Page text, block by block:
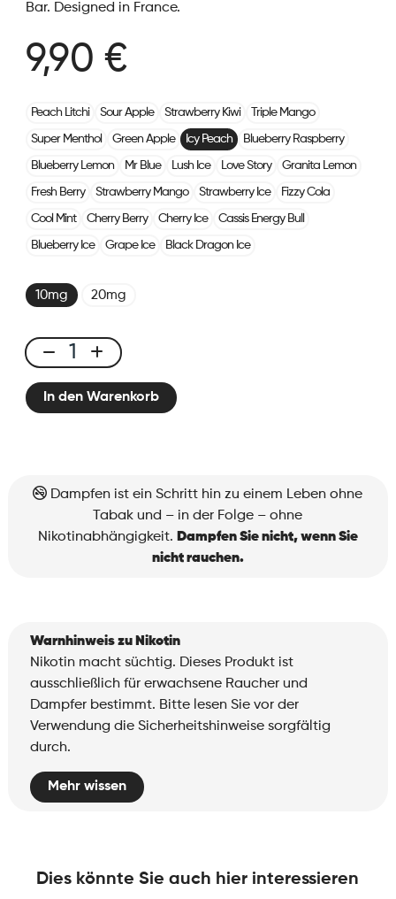
Bar. Designed in France.
9,90 €
Peach Litchi Sour Apple Strawberry Kiwi Triple Mango
Super Menthol Green Apple Icy Peach Blueberry Raspberry
Blueberry Lemon Mr Blue Lush Ice Love Story Granita Lemon
Fresh Berry Strawberry Mango Strawberry Ice Fizzy Cola
Cool Mint Cherry Berry Cherry Ice Cassis Energy Bull
Blueberry Ice Grape Ice Black Dragon Ice
10mg 20mg
X-
Line
PodIn den Warenkorb
Dampfen ist ein Schritt hin zu einem Leben ohne
Tabak und – in der Folge – ohne
Nikotinabhängigkeit. Dampfen Sie nicht, wenn Sie
nicht rauchen.
Warnhinweis zu Nikotin
Nikotin macht süchtig. Dieses Produkt ist
ausschließlich für erwachsene Raucher und
Dampfer bestimmt. Bitte lesen Sie vor der
Verwendung die Sicherheitshinweise sorgfältig
durch.
Mehr wissen
Dies könnte Sie auch hier interessieren